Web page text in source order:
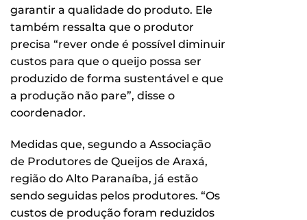
garantir a qualidade do produto. Ele
também ressalta que o produtor
precisa “rever onde é possível diminuir
custos para que o queijo possa ser
produzido de forma sustentável e que
a produção não pare”, disse o
coordenador.
Medidas que, segundo a Associação
de Produtores de Queijos de Araxá,
região do Alto Paranaíba, já estão
sendo seguidas pelos produtores. “Os
custos de produção foram reduzidos